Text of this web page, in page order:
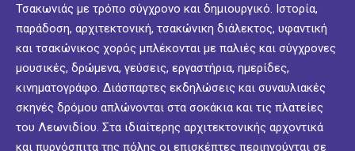
Τσακωνιάς με τρόπο σύγχρονο και δημιουργικό. Ιστορία,
παράδοση, αρχιτεκτονική, τσακώνικη διάλεκτος, υφαντική
και τσακώνικος χορός μπλέκονται με παλιές και σύγχρονες
μουσικές, δρώμενα, γεύσεις, εργαστήρια, ημερίδες,
κινηματογράφο. Διάσπαρτες εκδηλώσεις και συναυλιακές
σκηνές δρόμου απλώνονται στα σοκάκια και τις πλατείες
του Λεωνιδίου. Στα ιδιαίτερης αρχιτεκτονικής αρχοντικά
και πυργόσπιτα της πόλης οι επισκέπτες περιηγούνται σε